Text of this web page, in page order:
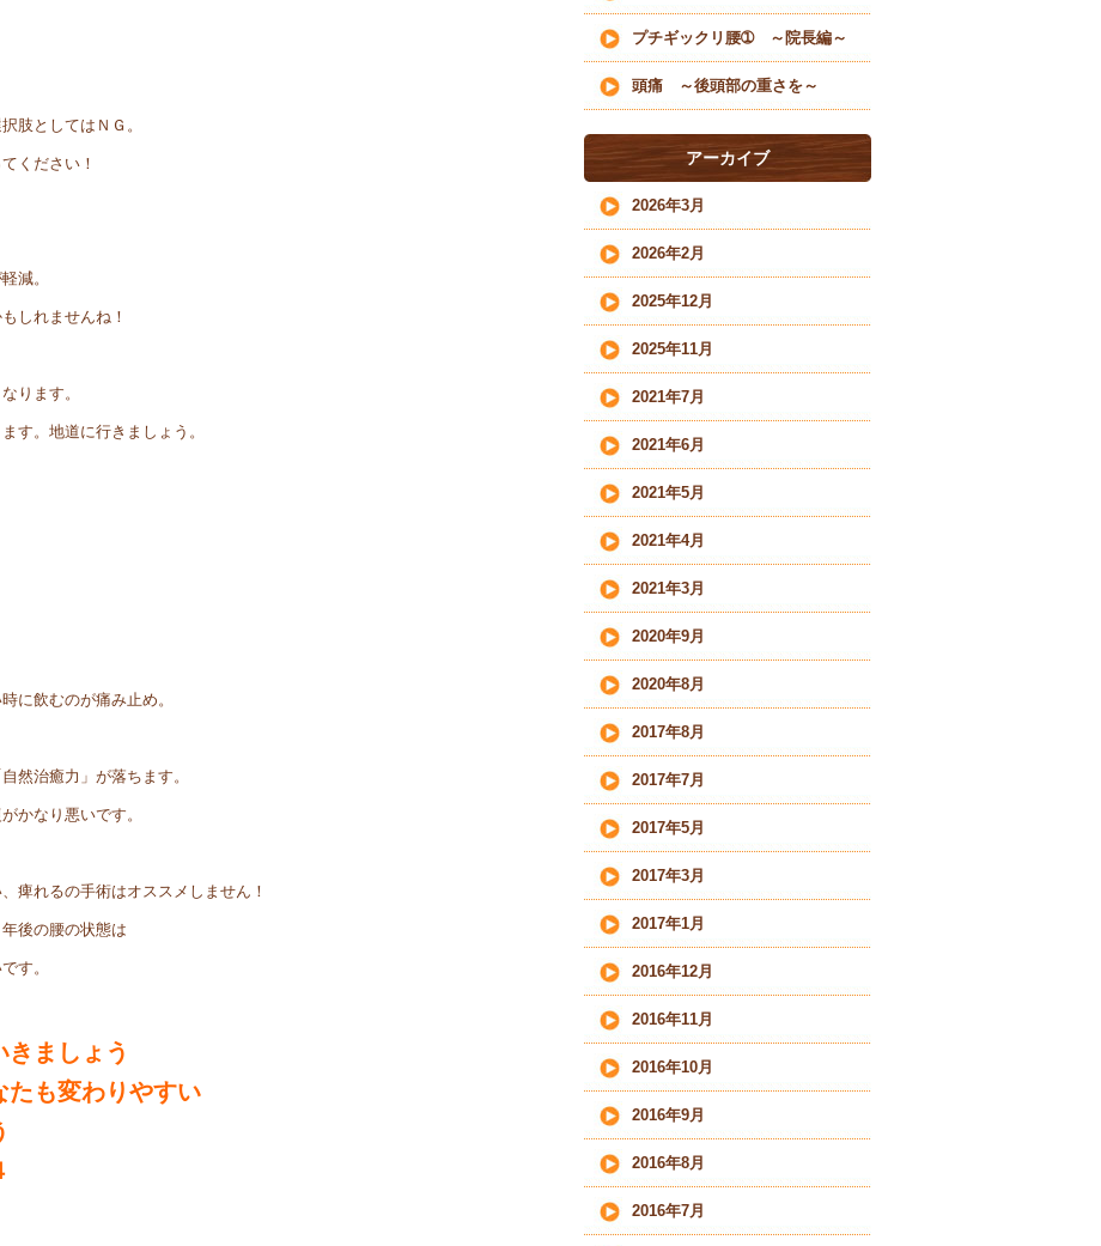
肢としてはＮＧ。
ください！
減。
しれませんね！
ります。
す。地道に行きましょう。
に飲むのが痛み止め。
然治癒力」が落ちます。
かなり悪いです。
痺れるの手術はオススメしません！
後の腰の状態は
す。
ましょう
も変わりやすい
プチギックリ腰➀ ～院長編～
頭痛 ～後頭部の重さを～
アーカイブ
2026年3月
2026年2月
2025年12月
2025年11月
2021年7月
2021年6月
2021年5月
2021年4月
2021年3月
2020年9月
2020年8月
2017年8月
2017年7月
2017年5月
2017年3月
2017年1月
2016年12月
2016年11月
2016年10月
2016年9月
2016年8月
2016年7月